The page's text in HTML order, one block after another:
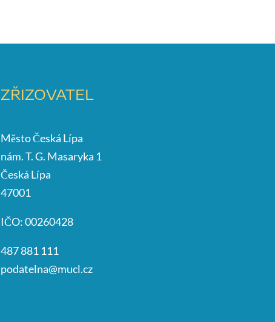
ZŘIZOVATEL
Město Česká Lípa
nám. T. G. Masaryka 1
Česká Lípa
47001
IČO: 00260428
487 881 111
podatelna@mucl.cz